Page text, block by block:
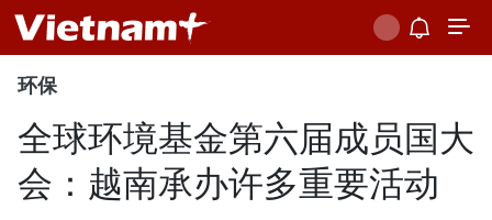
环保
全球环境基金第六届成员国大
会：越南承办许多重要活动